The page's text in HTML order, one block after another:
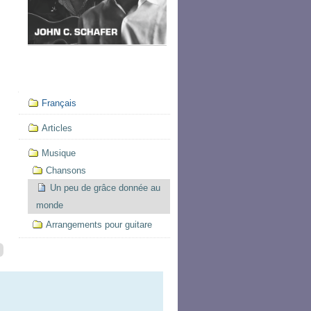
Mục
định
hướng
Français
Articles
Musique
Chansons
Un peu de grâce donnée au
monde
Arrangements pour guitare